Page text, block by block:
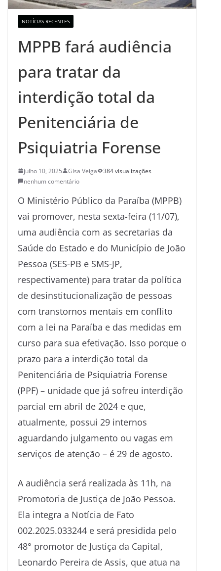
NOTÍCIAS RECENTES
MPPB fará audiência
para tratar da
interdição total da
Penitenciária de
Psiquiatria Forense
julho 10, 2025 Gisa Veiga
384 visualizações
nenhum comentário
O Ministério Público da Paraíba (MPPB)
vai promover, nesta sexta-feira (11/07),
uma audiência com as secretarias da
Saúde do Estado e do Município de João
Pessoa (SES-PB e SMS-JP,
respectivamente) para tratar da política
de desinstitucionalização de pessoas
com transtornos mentais em conflito
com a lei na Paraíba e das medidas em
curso para sua efetivação. Isso porque o
prazo para a interdição total da
Penitenciária de Psiquiatria Forense
(PPF) – unidade que já sofreu interdição
parcial em abril de 2024 e que,
atualmente, possui 29 internos
aguardando julgamento ou vagas em
serviços de atenção – é 29 de agosto.
A audiência será realizada às 11h, na
Promotoria de Justiça de João Pessoa.
Ela integra a Notícia de Fato
002.2025.033244 e será presidida pelo
48° promotor de Justiça da Capital,
Leonardo Pereira de Assis, que atua na